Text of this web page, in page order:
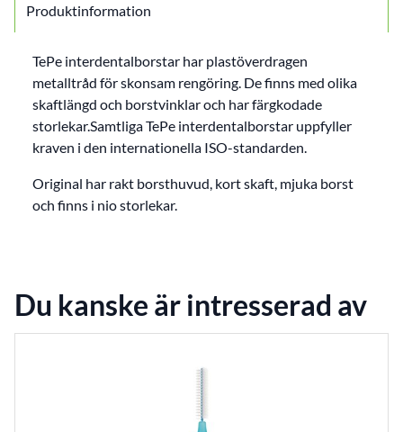
Produktinformation
TePe interdentalborstar har plastöverdragen
metalltråd för skonsam rengöring. De finns med olika
skaftlängd och borstvinklar och har färgkodade
storlekar.Samtliga TePe interdentalborstar uppfyller
kraven i den internationella ISO-standarden.
Original har rakt borsthuvud, kort skaft, mjuka borst
och finns i nio storlekar.
Du kanske är intresserad av